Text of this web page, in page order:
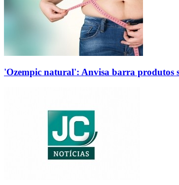
'Ozempic natural': Anvisa barra produtos